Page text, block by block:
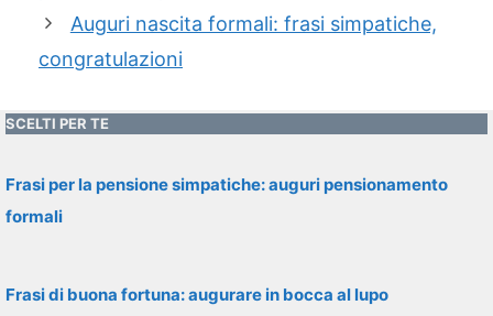
Auguri nascita formali: frasi simpatiche,
congratulazioni
SCELTI PER TE
Frasi per la pensione simpatiche: auguri pensionamento
formali
Frasi di buona fortuna: augurare in bocca al lupo